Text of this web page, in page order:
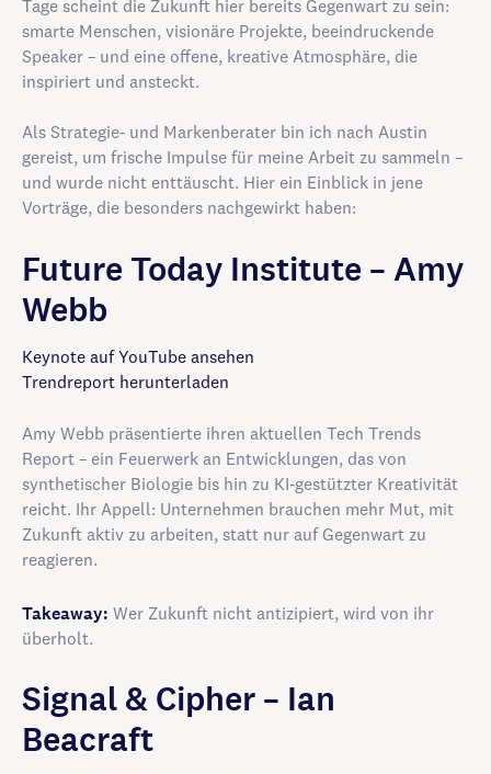
Tage scheint die Zukunft hier bereits Gegenwart zu sein:
smarte Menschen, visionäre Projekte, beeindruckende
Speaker – und eine offene, kreative Atmosphäre, die
inspiriert und ansteckt.
Als Strategie- und Markenberater bin ich nach Austin
gereist, um frische Impulse für meine Arbeit zu sammeln –
und wurde nicht enttäuscht. Hier ein Einblick in jene
Vorträge, die besonders nachgewirkt haben:
Future Today Institute – Amy
Webb
Keynote auf YouTube ansehen
Trendreport herunterladen
Amy Webb präsentierte ihren aktuellen Tech Trends
Report – ein Feuerwerk an Entwicklungen, das von
synthetischer Biologie bis hin zu KI-gestützter Kreativität
reicht. Ihr Appell: Unternehmen brauchen mehr Mut, mit
Zukunft aktiv zu arbeiten, statt nur auf Gegenwart zu
reagieren.
Takeaway: Wer Zukunft nicht antizipiert, wird von ihr
überholt.
Signal & Cipher – Ian
Beacraft